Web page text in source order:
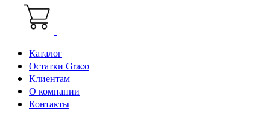
Каталог
Остатки Graco
Клиентам
О компании
Контакты